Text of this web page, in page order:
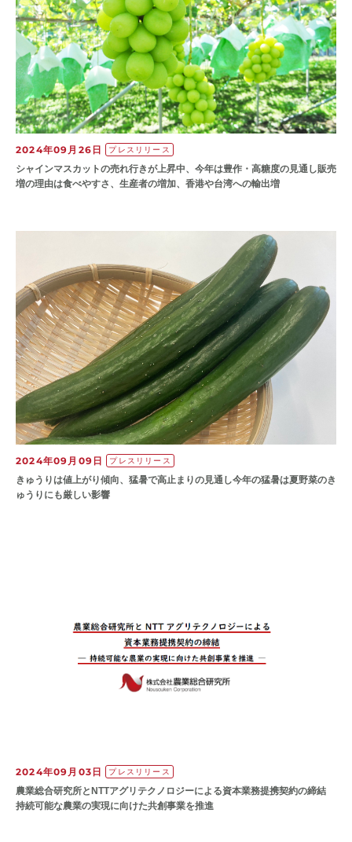
2024年09月26日 プレスリリース
シャインマスカットの売れ行きが上昇中、今年は豊作・高糖度の見通し販売
増の理由は食べやすさ、生産者の増加、香港や台湾への輸出増
2024年09月09日 プレスリリース
きゅうりは値上がり傾向、猛暑で高止まりの見通し今年の猛暑は夏野菜のき
ゅうりにも厳しい影響
2024年09月03日 プレスリリース
農業総合研究所とNTTアグリテクノロジーによる資本業務提携契約の締結
持続可能な農業の実現に向けた共創事業を推進